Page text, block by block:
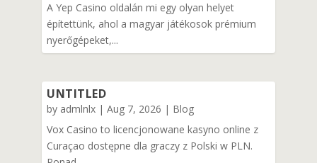
A Yep Casino oldalán mi egy olyan helyet
építettünk, ahol a magyar játékosok prémium
nyerőgépeket,...
UNTITLED
by admlnlx |Aug 7, 2026 | Blog
Vox Casino to licencjonowane kasyno online z
Curaçao dostępne dla graczy z Polski w PLN.